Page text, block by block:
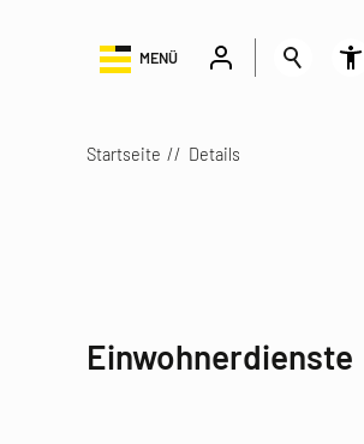
MENÜ
Startseite Details
Einwohnerdienste